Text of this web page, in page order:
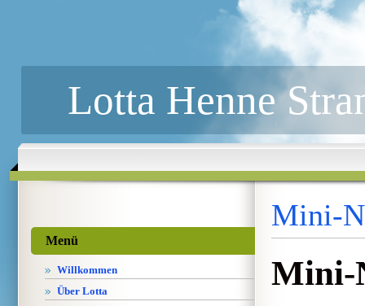
Lotta Henne
Menü
Willkommen
Über Lotta
Mini-
Mini-